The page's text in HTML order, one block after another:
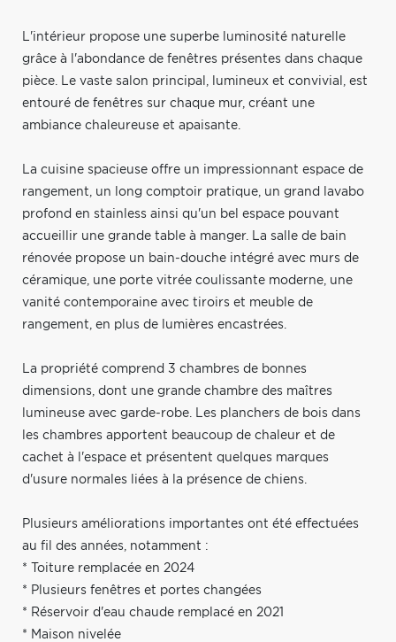
L'intérieur propose une superbe luminosité naturelle
grâce à l'abondance de fenêtres présentes dans chaque
pièce. Le vaste salon principal, lumineux et convivial, est
entouré de fenêtres sur chaque mur, créant une
ambiance chaleureuse et apaisante.
La cuisine spacieuse offre un impressionnant espace de
rangement, un long comptoir pratique, un grand lavabo
profond en stainless ainsi qu'un bel espace pouvant
accueillir une grande table à manger. La salle de bain
rénovée propose un bain-douche intégré avec murs de
céramique, une porte vitrée coulissante moderne, une
vanité contemporaine avec tiroirs et meuble de
rangement, en plus de lumières encastrées.
La propriété comprend 3 chambres de bonnes
dimensions, dont une grande chambre des maîtres
lumineuse avec garde-robe. Les planchers de bois dans
les chambres apportent beaucoup de chaleur et de
cachet à l'espace et présentent quelques marques
d'usure normales liées à la présence de chiens.
Plusieurs améliorations importantes ont été effectuées
au fil des années, notamment :
* Toiture remplacée en 2024
* Plusieurs fenêtres et portes changées
* Réservoir d'eau chaude remplacé en 2021
* Maison nivelée